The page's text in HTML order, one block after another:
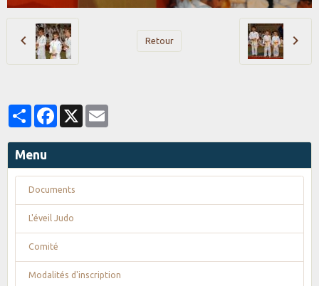
Retour
PartagerFacebook
X
Menu
Documents
L'éveil Judo
Comité
Modalités d'inscription